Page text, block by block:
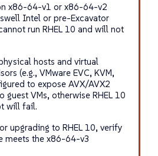
x86-64-v1 or x86-64-v2
Intel or pre-Excavator
run RHEL 10 and will not
hosts and virtual
(e.g., VMware EVC, KVM,
to expose AVX/AVX2
guest VMs, otherwise RHEL 10
will fail.
upgrading to RHEL 10, verify
meets the x86-64-v3